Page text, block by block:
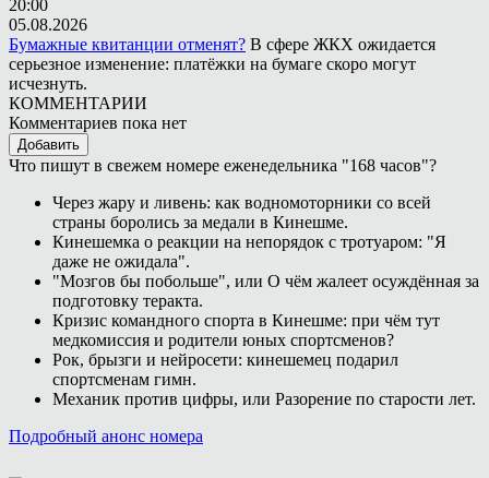
20:00
05.08.2026
Бумажные квитанции отменят? В сфере ЖКХ ожидается
серьезное изменение: платёжки на бумаге скоро могут
исчезнуть.
КОММЕНТАРИИ
Комментариев пока нет
Добавить
Что пишут в свежем номере еженедельника "168 часов"?
Через жару и ливень: как водномоторники со всей
страны боролись за медали в Кинешме.
Кинешемка о реакции на непорядок с тротуаром: "Я
даже не ожидала".
"Мозгов бы побольше", или О чём жалеет осуждённая за
подготовку теракта.
Кризис командного спорта в Кинешме: при чём тут
медкомиссия и родители юных спортсменов?
Рок, брызги и нейросети: кинешемец подарил
спортсменам гимн.
Механик против цифры, или Разорение по старости лет.
Подробный анонс номера